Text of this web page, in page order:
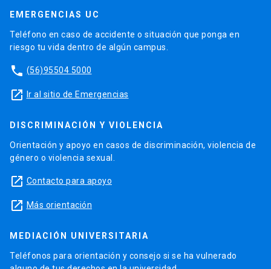
EMERGENCIAS UC
Teléfono en caso de accidente o situación que ponga en
riesgo tu vida dentro de algún campus.
phone (56)95504 5000
launch Ir al sitio de Emergencias
DISCRIMINACIÓN Y VIOLENCIA
Orientación y apoyo en casos de discriminación, violencia de
género o violencia sexual.
launch Contacto para apoyo
launch Más orientación
MEDIACIÓN UNIVERSITARIA
Teléfonos para orientación y consejo si se ha vulnerado